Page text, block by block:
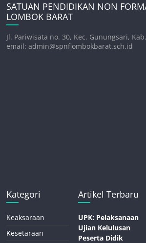
SATUAN PENDIDIKAN NON
LOMBOK BARAT
Jl. Pariwisata no. 30, Kec. Gunungsari,
email: admin@spnflombokbarat.sch.id
Kategori
Keaksaraan
Kesetaraan
Artikel Terbaru
UPK: Pelaksanaan
Ujian Kelulusan
Peserta Didik